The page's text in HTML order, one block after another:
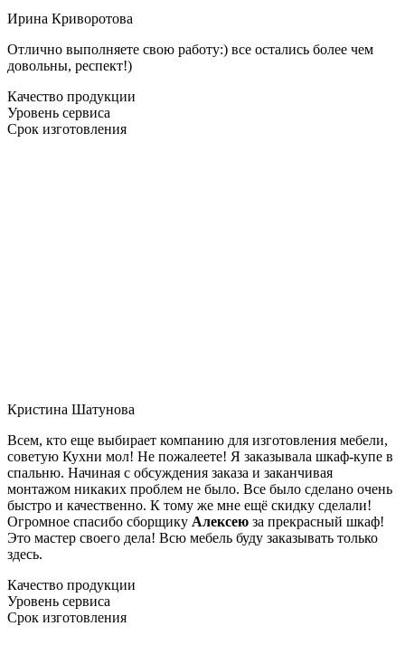
Ирина Криворотова
Отлично выполняете свою работу:) все остались более чем
довольны, респект!)
Качество продукции
Уровень сервиса
Срок изготовления
Кристина Шатунова
Всем, кто еще выбирает компанию для изготовления мебели,
советую Кухни мол! Не пожалеете! Я заказывала шкаф-купе в
спальню. Начиная с обсуждения заказа и заканчивая
монтажом никаких проблем не было. Все было сделано очень
быстро и качественно. К тому же мне ещё скидку сделали!
Огромное спасибо сборщику Алексею за прекрасный шкаф!
Это мастер своего дела! Всю мебель буду заказывать только
здесь.
Качество продукции
Уровень сервиса
Срок изготовления